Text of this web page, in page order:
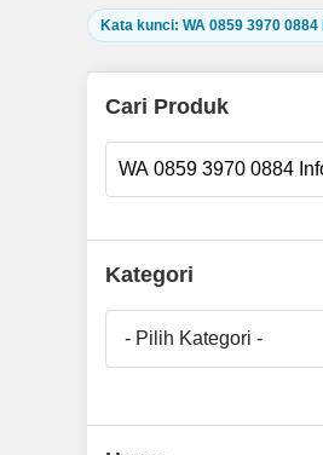
Kata kunci: WA 0859 3970
Cari Produk
Kategori
- Pilih Kategori -